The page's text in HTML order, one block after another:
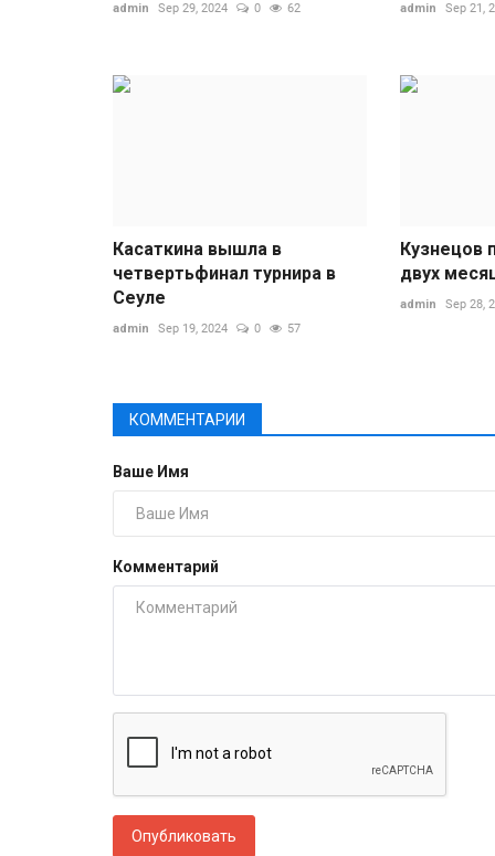
admin Sep 29, 2024 0 62 admin Sep 21,
Касаткина вышла в
четвертьфинал турнира в
Сеуле
admin Sep 19, 2024 0 57
Кузнецов
двух
admin Sep 28,
КОММЕНТАРИИ
Ваше Имя
Комментарий
Опубликовать